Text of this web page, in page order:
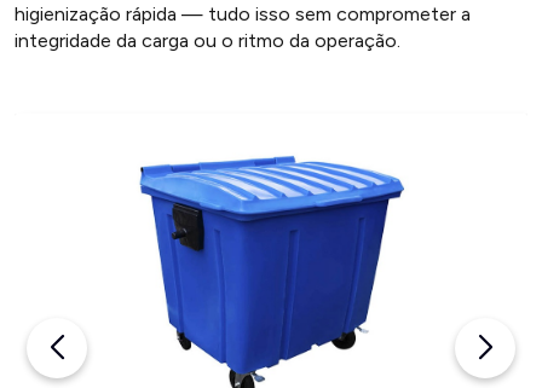
higienização rápida — tudo isso sem comprometer a
integridade da carga ou o ritmo da operação.